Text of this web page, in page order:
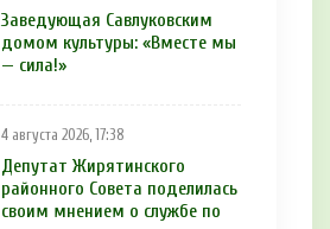
Заведующая Савлуковским
домом культуры: «Вместе мы
— сила!»
4 августа 2026, 17:38
Депутат Жирятинского
районного Совета поделилась
своим мнением о службе по